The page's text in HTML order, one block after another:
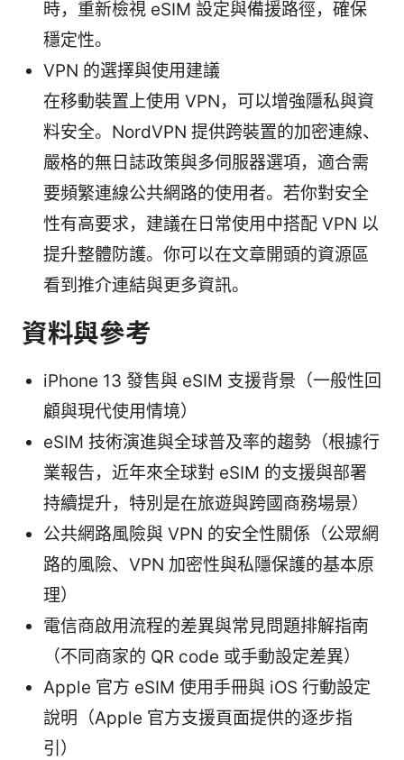
時，重新檢視 eSIM 設定與備援路徑，確保
穩定性。
VPN 的選擇與使用建議
在移動裝置上使用 VPN，可以增強隱私與資
料安全。NordVPN 提供跨裝置的加密連線、
嚴格的無日誌政策與多伺服器選項，適合需
要頻繁連線公共網路的使用者。若你對安全
性有高要求，建議在日常使用中搭配 VPN 以
提升整體防護。你可以在文章開頭的資源區
看到推介連結與更多資訊。
資料與參考
iPhone 13 發售與 eSIM 支援背景（一般性回
顧與現代使用情境）
eSIM 技術演進與全球普及率的趨勢（根據行
業報告，近年來全球對 eSIM 的支援與部署
持續提升，特別是在旅遊與跨國商務場景）
公共網路風險與 VPN 的安全性關係（公眾網
路的風險、VPN 加密性與私隱保護的基本原
理）
電信商啟用流程的差異與常見問題排解指南
（不同商家的 QR code 或手動設定差異）
Apple 官方 eSIM 使用手冊與 iOS 行動設定
說明（Apple 官方支援頁面提供的逐步指
引）